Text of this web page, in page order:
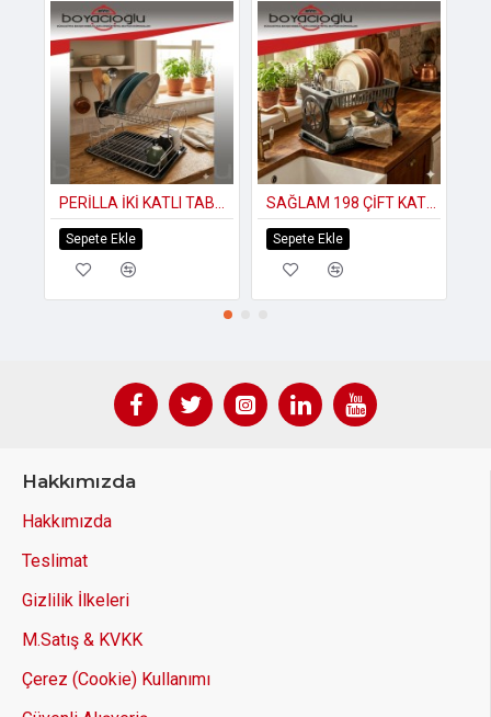
Sepete Ekle Sepete Ekle
Hakkımızda
Hakkımızda
Teslimat
Gizlilik İlkeleri
M.Satış & KVKK
Çerez (Cookie) Kullanımı